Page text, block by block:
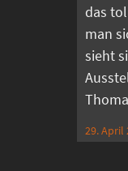
das
man
sieht
29. April